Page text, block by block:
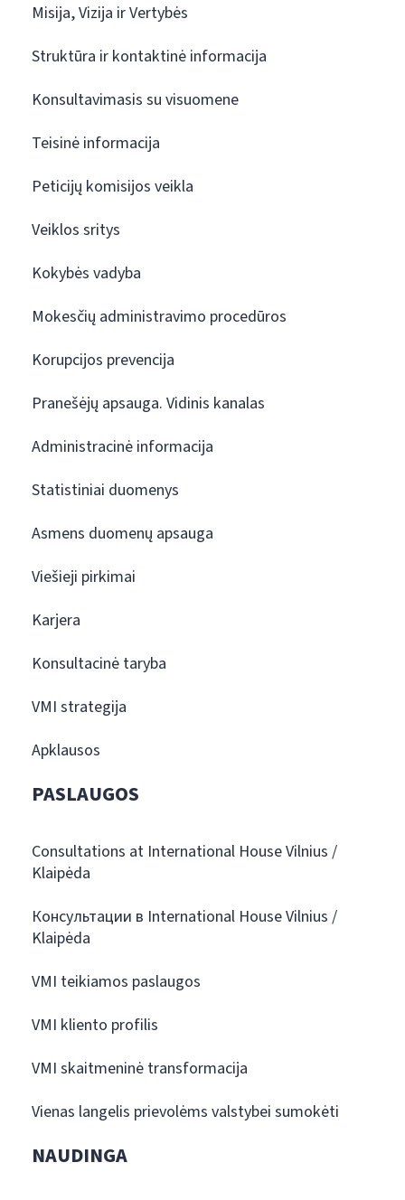
Misija, Vizija ir Vertybės
Struktūra ir kontaktinė informacija
Konsultavimasis su visuomene
Teisinė informacija
Peticijų komisijos veikla
Veiklos sritys
Kokybės vadyba
Mokesčių administravimo procedūros
Korupcijos prevencija
Pranešėjų apsauga. Vidinis kanalas
Administracinė informacija
Statistiniai duomenys
Asmens duomenų apsauga
Viešieji pirkimai
Karjera
Konsultacinė taryba
VMI strategija
Apklausos
PASLAUGOS
Consultations at International House Vilnius /
Klaipėda
Консультации в International House Vilnius /
Klaipėda
VMI teikiamos paslaugos
VMI kliento profilis
VMI skaitmeninė transformacija
Vienas langelis prievolėms valstybei sumokėti
NAUDINGA